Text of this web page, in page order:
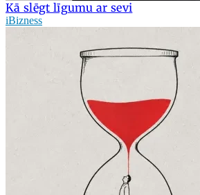
Kā slēgt līgumu ar sevi
iBizness